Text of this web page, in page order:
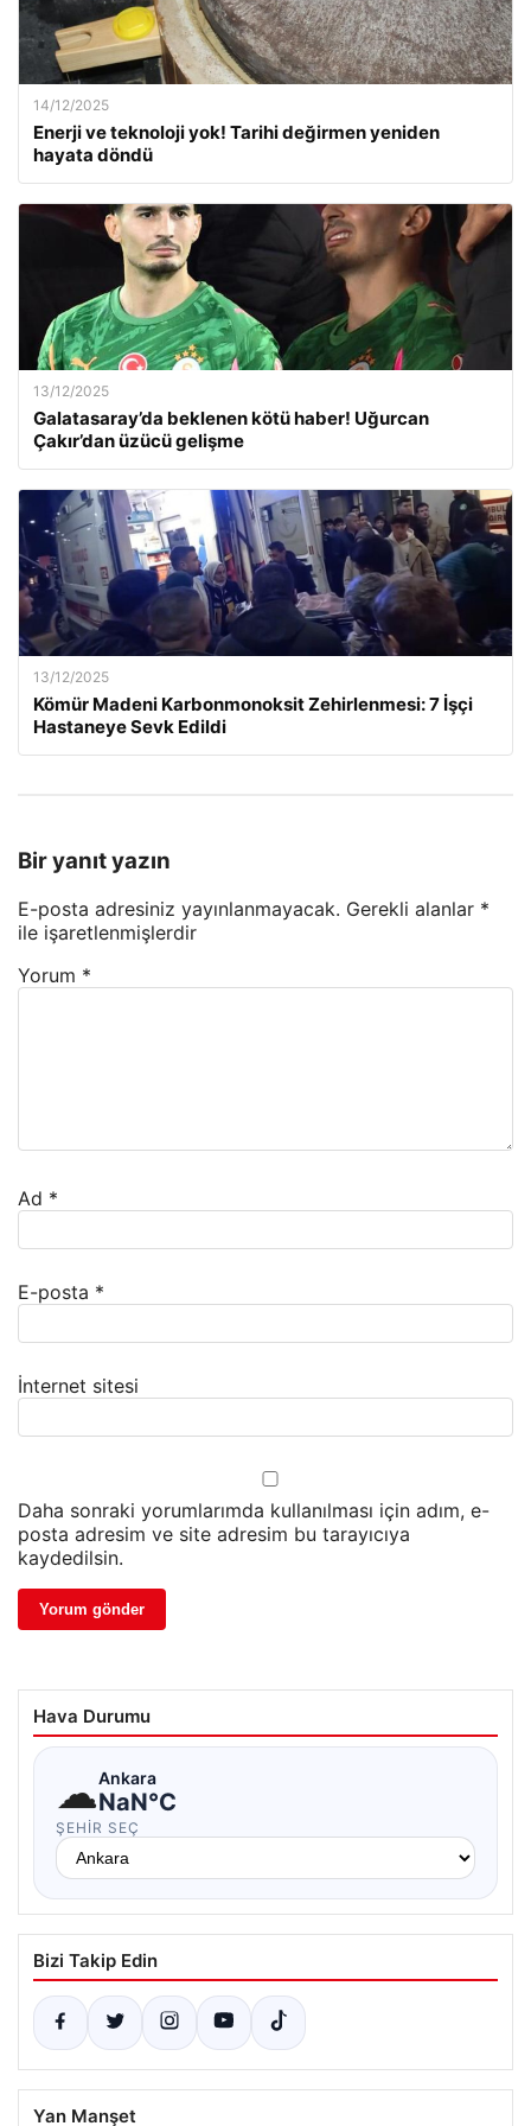
14/12/2025
Enerji ve teknoloji yok! Tarihi değirmen yeniden
hayata döndü
13/12/2025
Galatasaray’da beklenen kötü haber! Uğurcan
Çakır’dan üzücü gelişme
13/12/2025
Kömür Madeni Karbonmonoksit Zehirlenmesi: 7 İşçi
Hastaneye Sevk Edildi
Bir yanıt yazın
E-posta adresiniz yayınlanmayacak. Gerekli alanlar *
ile işaretlenmişlerdir
Yorum *
Ad *
E-posta *
İnternet sitesi
Daha sonraki yorumlarımda kullanılması için adım, e-
posta adresim ve site adresim bu tarayıcıya
kaydedilsin.
Hava Durumu
☁Ankara
NaN°C
ŞEHIR SEÇ
Bizi Takip Edin
Yan Manşet